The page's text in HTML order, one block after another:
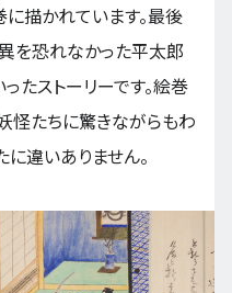
描かれています。最後
を恐れなかった平太郎
たストーリーです。絵巻
怪たちに驚きながらもわ
に違いありません。